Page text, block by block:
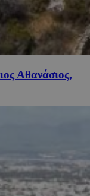
Αθανάσιος,